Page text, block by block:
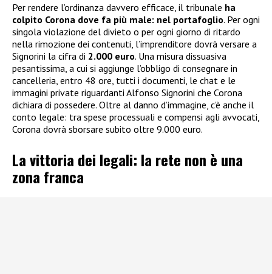
Per rendere l’ordinanza davvero efficace, il tribunale ha
colpito Corona dove fa più male: nel portafoglio. Per ogni
singola violazione del divieto o per ogni giorno di ritardo
nella rimozione dei contenuti, l’imprenditore dovrà versare a
Signorini la cifra di 2.000 euro. Una misura dissuasiva
pesantissima, a cui si aggiunge l’obbligo di consegnare in
cancelleria, entro 48 ore, tutti i documenti, le chat e le
immagini private riguardanti Alfonso Signorini che Corona
dichiara di possedere. Oltre al danno d’immagine, c’è anche il
conto legale: tra spese processuali e compensi agli avvocati,
Corona dovrà sborsare subito oltre 9.000 euro.
La vittoria dei legali: la rete non è una
zona franca